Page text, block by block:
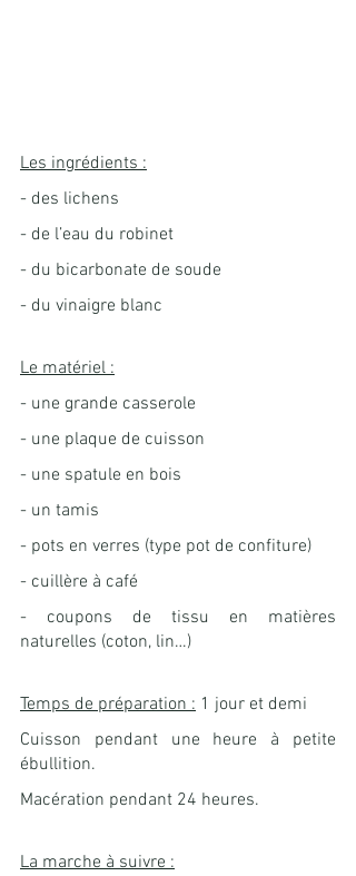
Les ingrédients :
- des lichens
- de l’eau du robinet
- du bicarbonate de soude
- du vinaigre blanc
Le matériel :
- une grande casserole
- une plaque de cuisson
- une spatule en bois
- un tamis
- pots en verres (type pot de confiture)
- cuillère à café
- coupons de tissu en matières
naturelles (coton, lin…)
Temps de préparation : 1 jour et demi
Cuisson pendant une heure à petite
ébullition.
Macération pendant 24 heures.
La marche à suivre :